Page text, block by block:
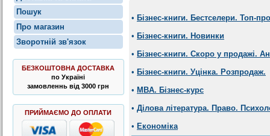
Пошук
Про магазин
Зворотній зв'язок
БЕЗКОШТОВНА ДОСТАВКА
по Україні
замовленнь від 3000 грн
ПРИЙМАЄМО ДО ОПЛАТИ
• Бізнес-книги. Бестселери. Топ-
• Бізнес-книги. Новинки
• Бізнес-книги. Скоро у продажі.
• Бізнес-книги. Уцінка. Розпродаж.
• MBA. Бізнес-курс
• Ділова література. Право.
• Економіка